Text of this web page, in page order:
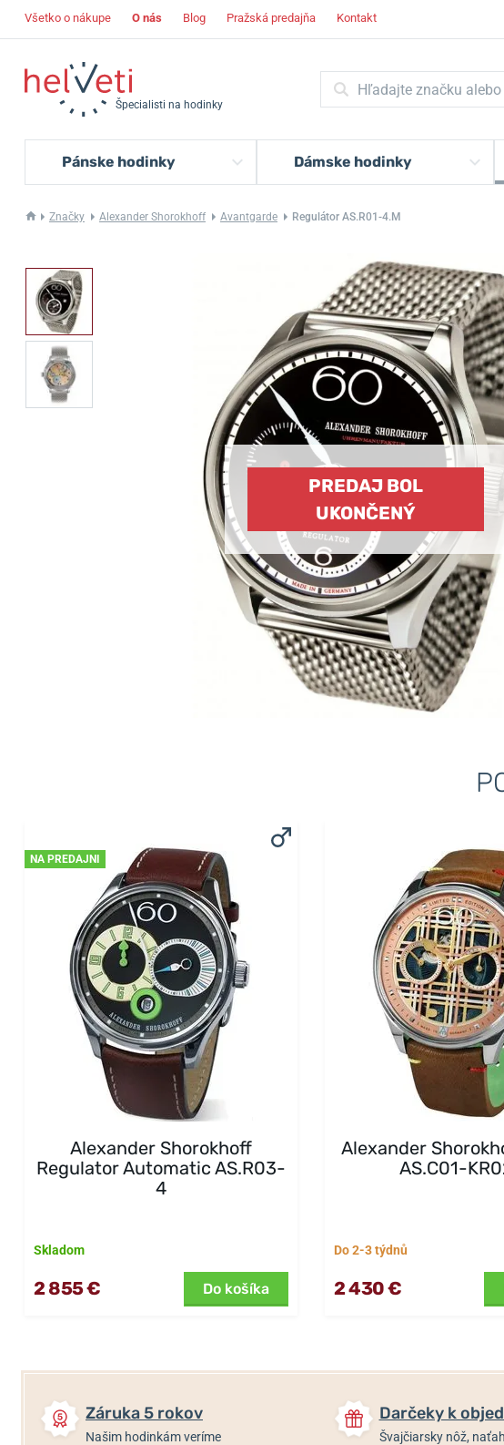
Všetko o nákupe O nás Blog Pražská predajňa Kontakt
Špecialisti na hodinky
Pánske hodinky Dámske hodinky
Značky Alexander Shorokhoff Avantgarde Regulátor AS.R01-4.M
PREDAJ BOL
UKONČENÝ
NA PREDAJNI
Alexander Shorokhoff
Regulator Automatic AS.R03-
4
Skladom
2 855 € Do košíka
Alexander
AS.C01-
Do 2-3 týdnů
2 430 €
Záruka 5 rokov
Našim hodinkám veríme
Darčeky k
Švajčiarsky nôž,